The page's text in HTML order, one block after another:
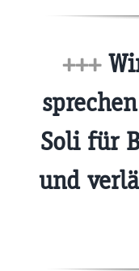
+++
Soli für
und